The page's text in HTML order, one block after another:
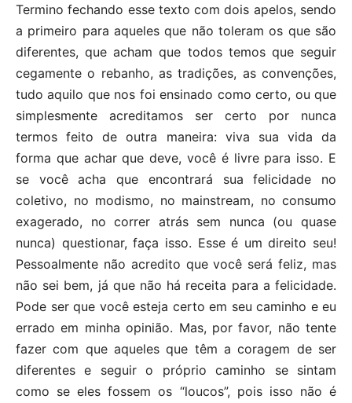
Termino fechando esse texto com dois apelos, sendo
a primeiro para aqueles que não toleram os que são
diferentes, que acham que todos temos que seguir
cegamente o rebanho, as tradições, as convenções,
tudo aquilo que nos foi ensinado como certo, ou que
simplesmente acreditamos ser certo por nunca
termos feito de outra maneira: viva sua vida da
forma que achar que deve, você é livre para isso. E
se você acha que encontrará sua felicidade no
coletivo, no modismo, no mainstream, no consumo
exagerado, no correr atrás sem nunca (ou quase
nunca) questionar, faça isso. Esse é um direito seu!
Pessoalmente não acredito que você será feliz, mas
não sei bem, já que não há receita para a felicidade.
Pode ser que você esteja certo em seu caminho e eu
errado em minha opinião. Mas, por favor, não tente
fazer com que aqueles que têm a coragem de ser
diferentes e seguir o próprio caminho se sintam
como se eles fossem os “loucos”, pois isso não é